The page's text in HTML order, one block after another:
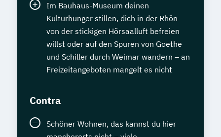
Im Bauhaus-Museum deinen
Kulturhunger stillen, dich in der Rhön
von der stickigen Hörsaalluft befreien
willst oder auf den Spuren von Goethe
und Schiller durch Weimar wandern – an
Freizeitangeboten mangelt es nicht
Contra
Schöner Wohnen, das kannst du hier